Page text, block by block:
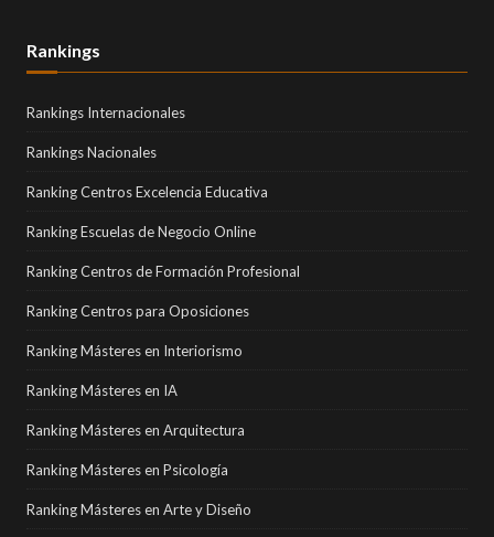
Rankings
Rankings Internacionales
Rankings Nacionales
Ranking Centros Excelencia Educativa
Ranking Escuelas de Negocio Online
Ranking Centros de Formación Profesional
Ranking Centros para Oposiciones
Ranking Másteres en Interiorismo
Ranking Másteres en IA
Ranking Másteres en Arquitectura
Ranking Másteres en Psicología
Ranking Másteres en Arte y Diseño